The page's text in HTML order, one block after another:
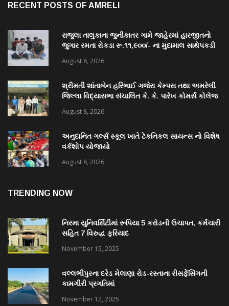
RECENT POSTS OF AMRELI
રાજુલા તાલુકાના જુનીકાતર ગામે જાહેરમાં હારજીતનો
જુગાર રમતા રોકડા રૂ.૧૧,૯૦૦/- ના મુદામાલ સાથેપકડી
August 8, 2026
શ્રીમતી શાંતાબેન હરિભાઈ ગજેરા કેમ્પસ તથા અમરેલી
જિલ્લા વિદ્યાસભા સંચાલિત કે. કે. પારેખ કોમર્સ કોલેજ
August 8, 2026
અનુદાનિત ગર્લ્સ સ્કૂલ ખાતે ટેકનિકલ સાયન્સ નો વિશેષ
વર્કશોપ યોજાયો
August 8, 2026
TRENDING NOW
નિરમા યુનિવર્સિટીમાં રૂપિયા 5 કરોડની ઉચાપત, કર્મચારી
સહિત 7 વિરુદ્ધ ફરિયાદ
November 15, 2025
વલ્લભીપુરના દરેડ મેલાણા રોડ-રસ્તાના રીસર્ફેસિંગની
કામગીરી પ્રગતિમાં
November 12, 2025